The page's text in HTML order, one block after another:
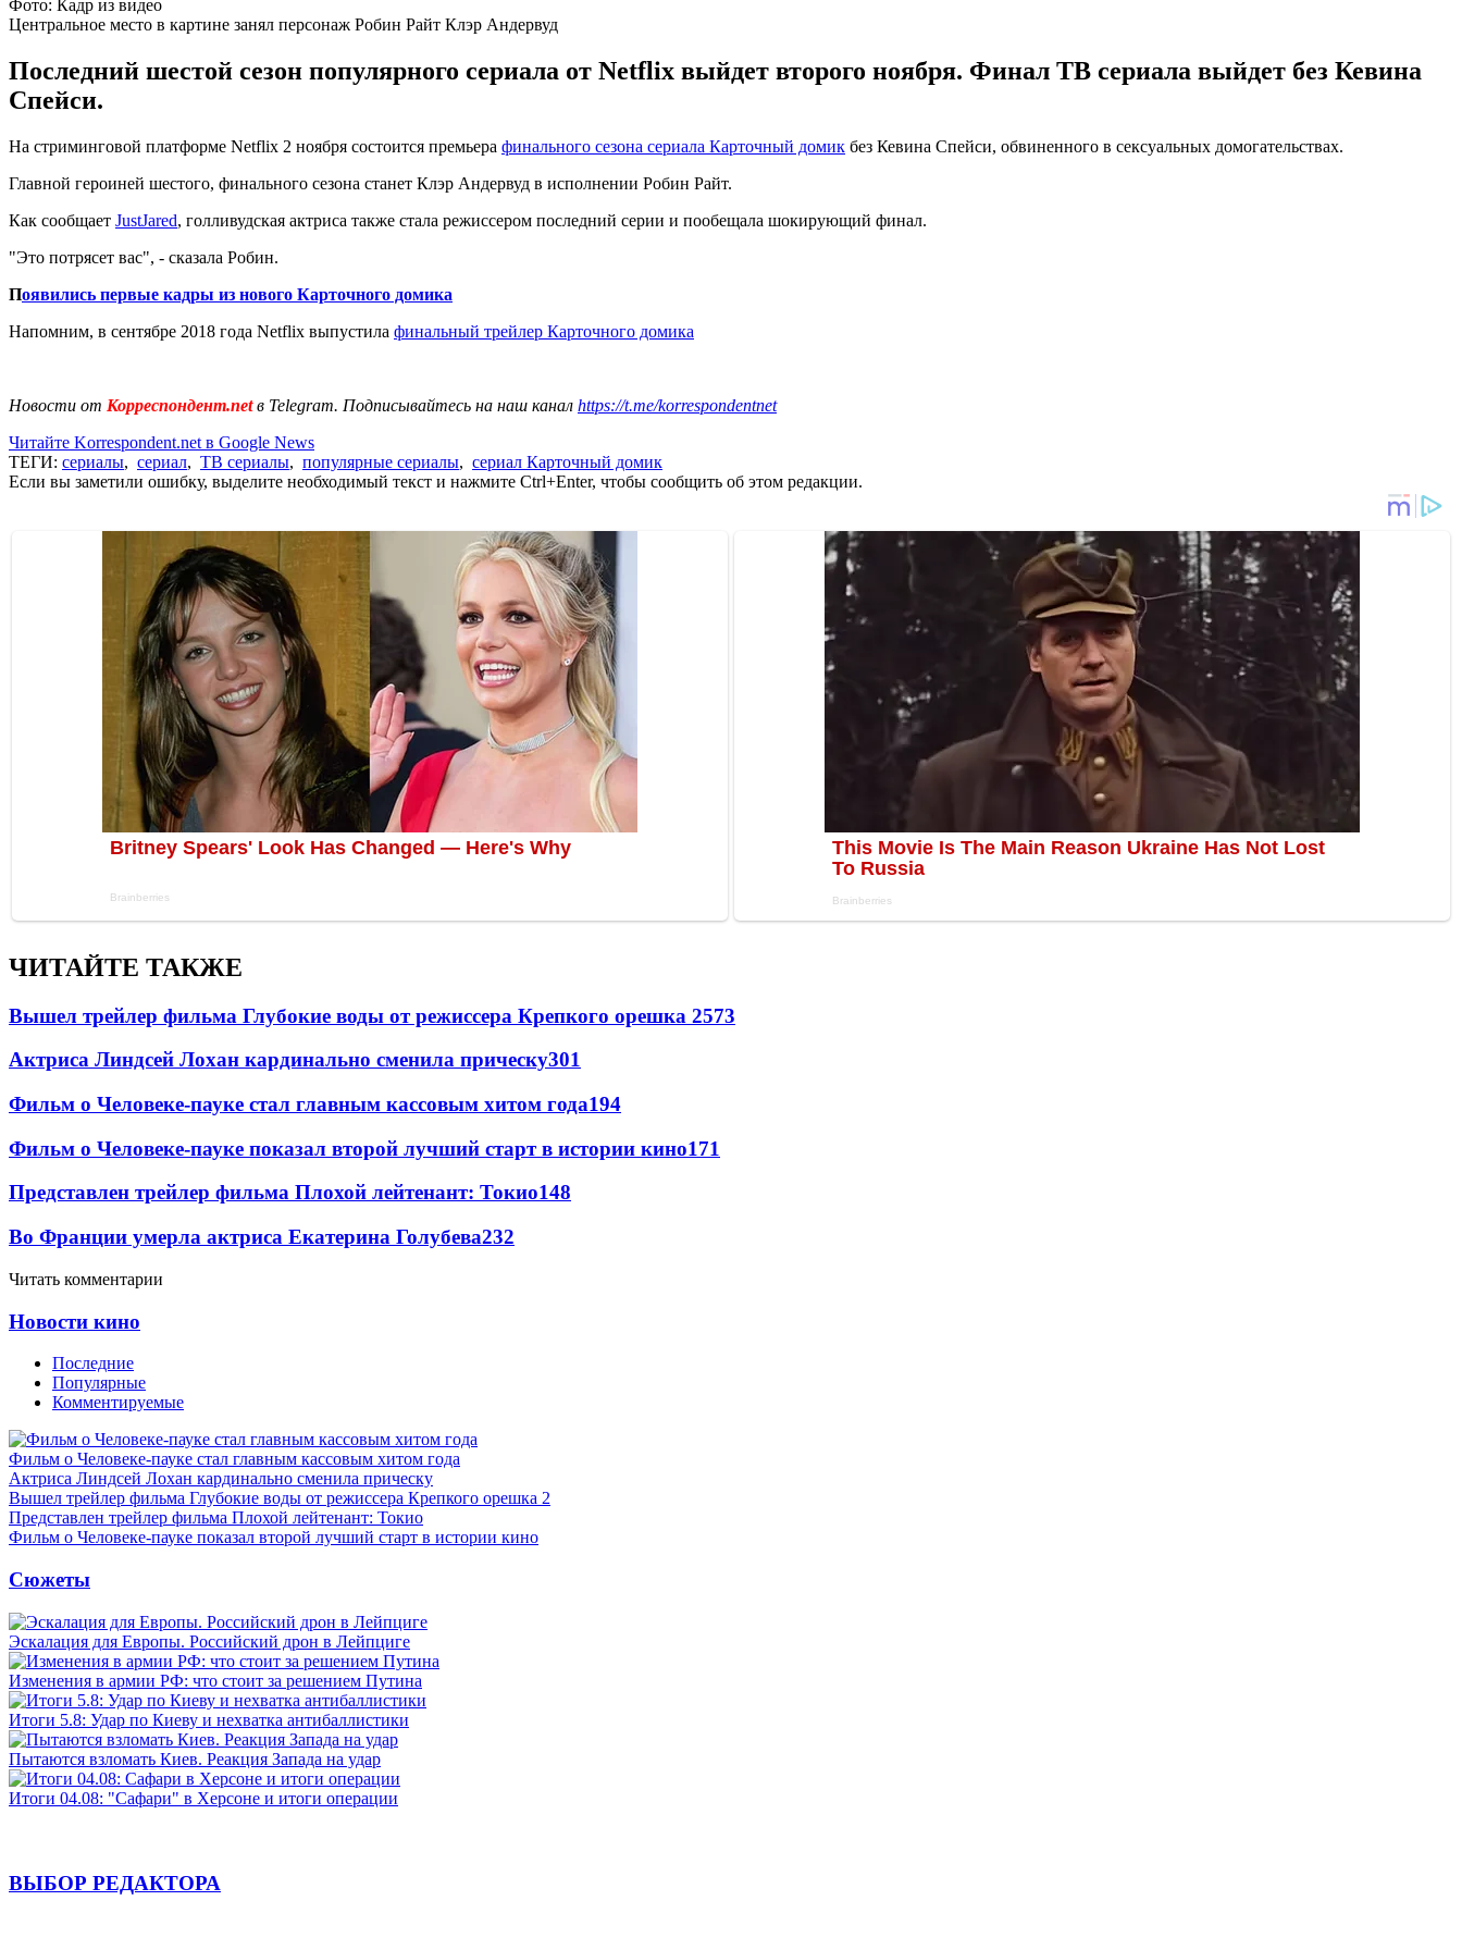
Фото: Кадр из видео
Центральное место в картине занял персонаж Робин Райт Клэр Андервуд
Последний шестой сезон популярного сериала от Netflix выйдет второго ноября. Финал ТВ сериала выйдет без Кевина
Спейси.
На стриминговой платформе Netflix 2 ноября состоится премьера финального сезона сериала Карточный домик без Кевина Спейси, обвиненного в сексуальных домогательствах.
Главной героиней шестого, финального сезона станет Клэр Андервуд в исполнении Робин Райт.
Как сообщает JustJared, голливудская актриса также стала режиссером последний серии и пообещала шокирующий финал.
"Это потрясет вас", - сказала Робин.
Появились первые кадры из нового Карточного домика
Напомним, в сентябре 2018 года Netflix выпустила финальный трейлер Карточного домика
Новости от Корреспондент.netв Telegram. Подписывайтесь на наш канал https://t.me/korrespondentnet
Читайте Korrespondent.net в Google News
ТЕГИ: сериалы, сериал, ТВ сериалы, популярные сериалы, сериал Карточный домик
Если вы заметили ошибку, выделите необходимый текст и нажмите Ctrl+Enter, чтобы сообщить об этом редакции.
ЧИТАЙТЕ ТАКЖЕ
Вышел трейлер фильма Глубокие воды от режиссера Крепкого орешка 2573
Актриса Линдсей Лохан кардинально сменила прическу301
Фильм о Человеке-пауке стал главным кассовым хитом года194
Фильм о Человеке-пауке показал второй лучший старт в истории кино171
Представлен трейлер фильма Плохой лейтенант: Токио148
Во Франции умерла актриса Екатерина Голубева232
Читать комментарии
Новости кино
Последние
Популярные
Комментируемые
Фильм о Человеке-пауке стал главным кассовым хитом года
Актриса Линдсей Лохан кардинально сменила прическу
Вышел трейлер фильма Глубокие воды от режиссера Крепкого орешка 2
Представлен трейлер фильма Плохой лейтенант: Токио
Фильм о Человеке-пауке показал второй лучший старт в истории кино
Сюжеты
Эскалация для Европы. Российский дрон в Лейпциге
Изменения в армии РФ: что стоит за решением Путина
Итоги 5.8: Удар по Киеву и нехватка антибаллистики
Пытаются взломать Киев. Реакция Запада на удар
Итоги 04.08: "Сафари" в Херсоне и итоги операции
ВЫБОР РЕДАКТОРА